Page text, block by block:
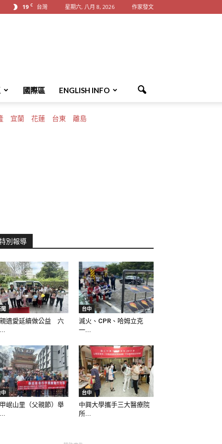
19 C 台灣 星期六, 八月 8, 2026 作家發文
國際區 ENGLISH INFO
宜蘭 花蓮 台東 離島
別報導
遺愛延續做公益 六
台中
滅火、CPR、哈姆立克
一...
中
岷山里（父親節）舉
台中
中興大學攜手三大醫療院
所...